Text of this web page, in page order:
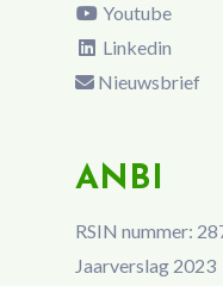
Youtube
Linkedin
Nieuwsbrief
ANBI
RSIN nummer:
Jaarverslag 2023